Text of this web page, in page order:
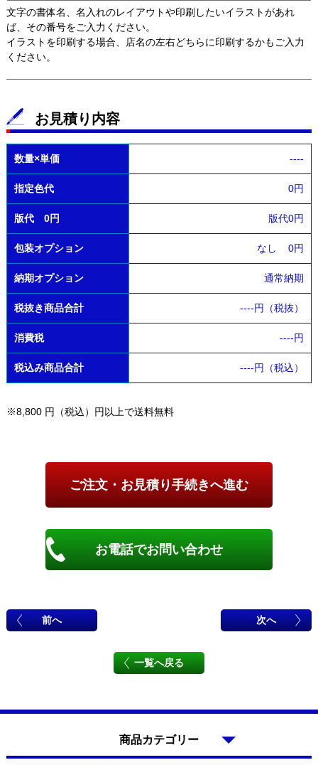
文字の書体名、名入れのレイアウトや印刷したいイラストがあれ
ば、その番号をご入力ください。
イラストを印刷する場合、店名の左右どちらに印刷するかもご入力
ください。
お見積り内容
数量×単価 ----
指定色代 0円
版代 0円 版代0円
包装オプション なし 0円
納期オプション 通常納期
税抜き商品合計 ----円（税抜）
消費税 ----円
税込み商品合計 ----円（税込）
※8,800 円（税込）円以上で送料無料
お電話でお問い合わせ
前へ 次へ
一覧へ戻る
商品カテゴリー